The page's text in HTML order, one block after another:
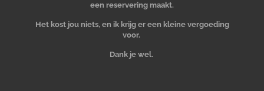
een reservering maakt.
Het kost jou niets, en ik krijg er een kleine vergoeding
voor.
Dank je wel.